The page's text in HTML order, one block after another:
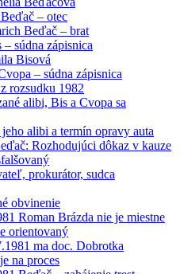
– otec
Beďač – brat
súdna zápisnica
Bisová
– súdna zápisnica
rozsudku 1982
alibi, Bis a Cvopa sa
alibi a termín opravy auta
Rozhodujúci dôkaz v kauze
prokurátor, sudca
obvinenie
Roman Brázda nie je miestne
orientovaný
ma doc. Dobrotka
na proces